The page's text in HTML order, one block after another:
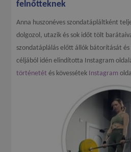
felnőtteknek
Anna huszonéves szondatápláltként
dolgozol, utazik és sok időt tölt
szondatáplálás előtt állók bátorítását
céljából idén elindította Instagram
történetét és kövessétek Instagram